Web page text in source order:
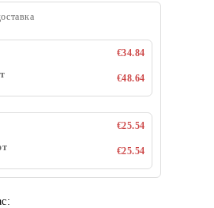
€34.84
€48.64
€25.54
€25.54